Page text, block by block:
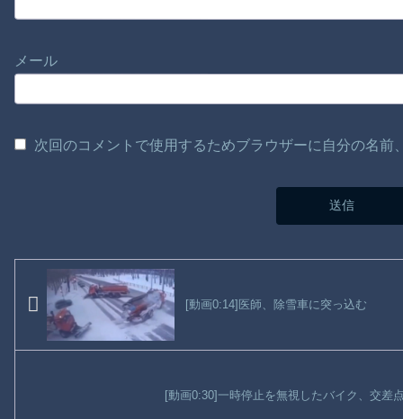
メール
次回のコメントで使用するためブラウザーに自分の名
[動画0:14]医師、除雪車に突っ込む
[動画0:30]一時停止を無視したバイク、交差